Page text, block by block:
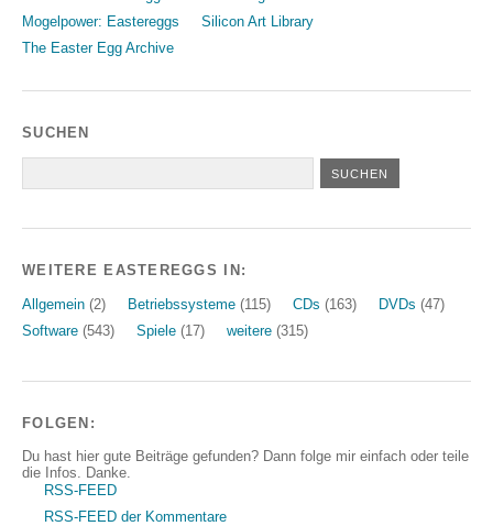
Mogelpower: Eastereggs
Silicon Art Library
The Easter Egg Archive
SUCHEN
WEITERE EASTEREGGS IN:
Allgemein (2) Betriebssysteme (115) CDs (163) DVDs (47)
Software (543) Spiele (17) weitere (315)
FOLGEN:
Du hast hier gute Beiträge gefunden? Dann folge mir einfach oder teile
die Infos. Danke.
RSS-FEED
RSS-FEED der Kommentare